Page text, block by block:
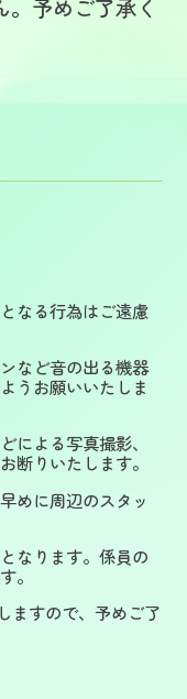
予めご了承く
なる行為はご遠慮
など音の出る機器
うお願いいたしま
による写真撮影、
断りいたします。
めに周辺のスタッ
なります。係員の
。
ますので、予めご了